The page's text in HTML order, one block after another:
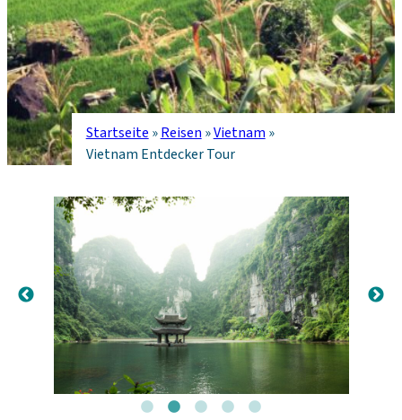
Startseite »Reisen »Vietnam »
Vietnam Entdecker Tour